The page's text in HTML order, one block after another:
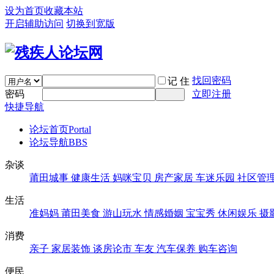
设为首页收藏本站
开启辅助访问 切换到宽版
记 住 找回密码
密码
立即注册
快捷导航
论坛首页Portal
论坛导航BBS
杂谈
莆田城事 健康生活 妈咪宝贝 房产家居 车迷乐园 社区管
生活
准妈妈 莆田美食 游山玩水 情感婚姻 宝宝秀 休闲娱乐 摄
消费
亲子 家居装饰 谈房论市 车友 汽车保养 购车咨询
便民